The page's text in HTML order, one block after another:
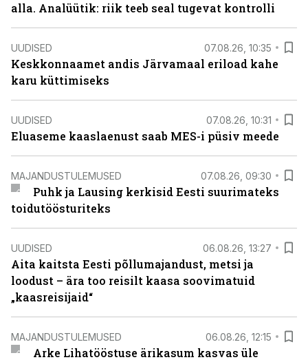
alla. Analüütik: riik teeb seal tugevat kontrolli
UUDISED 07.08.26, 10:35
Keskkonnaamet andis Järvamaal eriload kahe
karu küttimiseks
UUDISED 07.08.26, 10:31
Eluaseme kaaslaenust saab MES-i püsiv meede
MAJANDUSTULEMUSED 07.08.26, 09:30
Puhk ja Lausing kerkisid Eesti suurimateks
toidutöösturiteks
UUDISED 06.08.26, 13:27
Aita kaitsta Eesti põllumajandust, metsi ja
loodust – ära too reisilt kaasa soovimatuid
„kaasreisijaid“
MAJANDUSTULEMUSED 06.08.26, 12:15
Arke Lihatööstuse ärikasum kasvas üle